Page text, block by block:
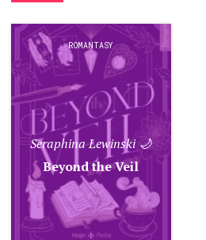
ROMANTASY
Seraphina Lewinski 🌙
Beyond the Veil